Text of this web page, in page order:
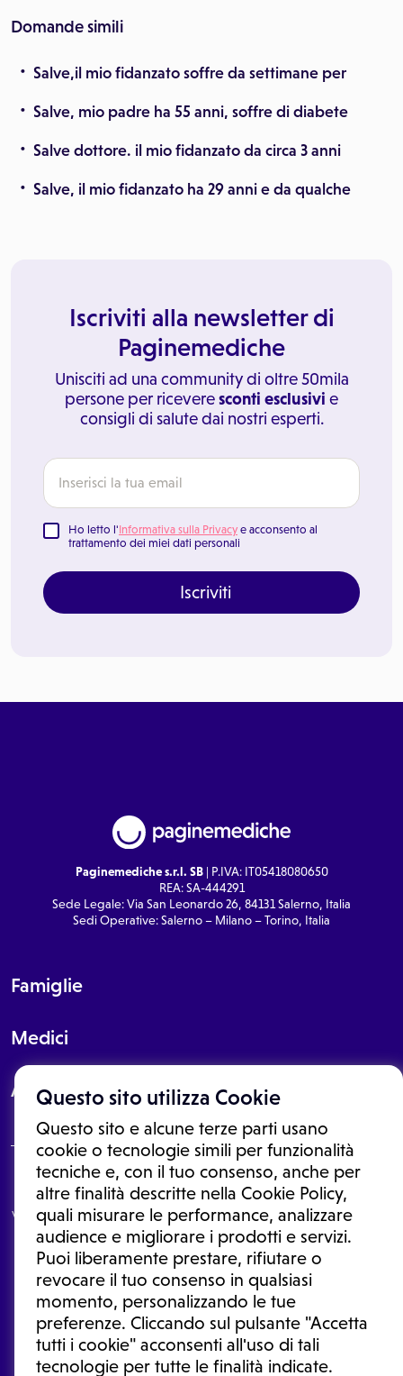
Questo sito utilizza Cookie
Questo sito e alcune terze parti usano
cookie o tecnologie simili per funzionalità
tecniche e, con il tuo consenso, anche per
altre finalità descritte nella Cookie Policy,
quali misurare le performance, analizzare
audience e migliorare i prodotti e servizi.
Puoi liberamente prestare, rifiutare o
revocare il tuo consenso in qualsiasi
momento, personalizzando le tue
preferenze. Cliccando sul pulsante "Accetta
tutti i cookie" acconsenti all'uso di tali
tecnologie per tutte le finalità indicate.
Domande simili
Salve,il mio fidanzato soffre da settimane per
Salve, mio padre ha 55 anni, soffre di diabete
Salve dottore. il mio fidanzato da circa 3 anni
Salve, il mio fidanzato ha 29 anni e da qualche
Iscriviti alla newsletter di
Paginemediche
Unisciti ad una community di oltre 50mila
persone per riceveresconti esclusivi e
consigli di salute dai nostri esperti.
Ho letto l'Informativa sulla Privacy e acconsento al
trattamento dei miei dati personali
Iscriviti
Paginemediche s.r.l. SB| P.IVA: IT05418080650
REA: SA-444291
Sede Legale: Via San Leonardo 26, 84131 Salerno, Italia
Sedi Operative: Salerno – Milano – Torino, Italia
Famiglie
Medici
About
Le informazioni proposte in questo sito non sono un consulto medico.
In nessun caso, queste informazioni sostituiscono un consulto, una
visita o una diagnosi formulata dal medico. Non si devono considerare
le informazioni disponibili come suggerimenti per la formulazione di
una diagnosi, la determinazione di un trattamento o l'assunzione o
sospensione di un farmaco senza prima consultare un medico di
medicina generale o uno specialista.
Condizioni di utilizzo|Privacy Policy |Gestione cookie
Ⓒ 2025 | Tutti i diritti riservati.